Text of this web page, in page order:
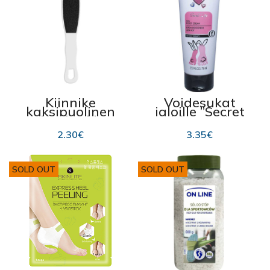
Kiinnike
kaksipuolinen
ohut/jäykkä
Donegal ”1022 ”
2.30€
Voidesukat
jaloille ”Secret
life” 75ml
3.35€
SOLD OUT SOLD OUT